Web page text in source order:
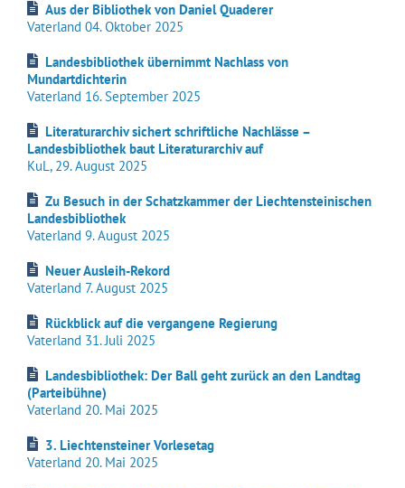
Aus der Bibliothek von Daniel Quaderer
Vaterland 04. Oktober 2025
Landesbibliothek übernimmt Nachlass von
Mundartdichterin
Vaterland 16. September 2025
Literaturarchiv sichert schriftliche Nachlässe –
Landesbibliothek baut Literaturarchiv auf
KuL, 29. August 2025
Zu Besuch in der Schatzkammer der Liechtensteinischen
Landesbibliothek
Vaterland 9. August 2025
Neuer Ausleih-Rekord
Vaterland 7. August 2025
Rückblick auf die vergangene Regierung
Vaterland 31. Juli 2025
Landesbibliothek: Der Ball geht zurück an den Landtag
(Parteibühne)
Vaterland 20. Mai 2025
3. Liechtensteiner Vorlesetag
Vaterland 20. Mai 2025